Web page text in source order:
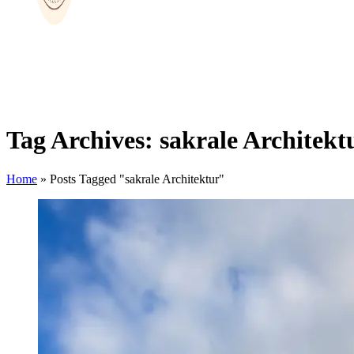
Tag Archives: sakrale
Home » Posts Tagged "sakrale Architektur"